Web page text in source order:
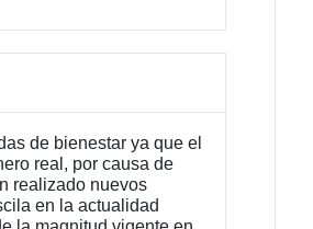
de bienestar ya que el
real, por causa de
realizado nuevos
en la actualidad